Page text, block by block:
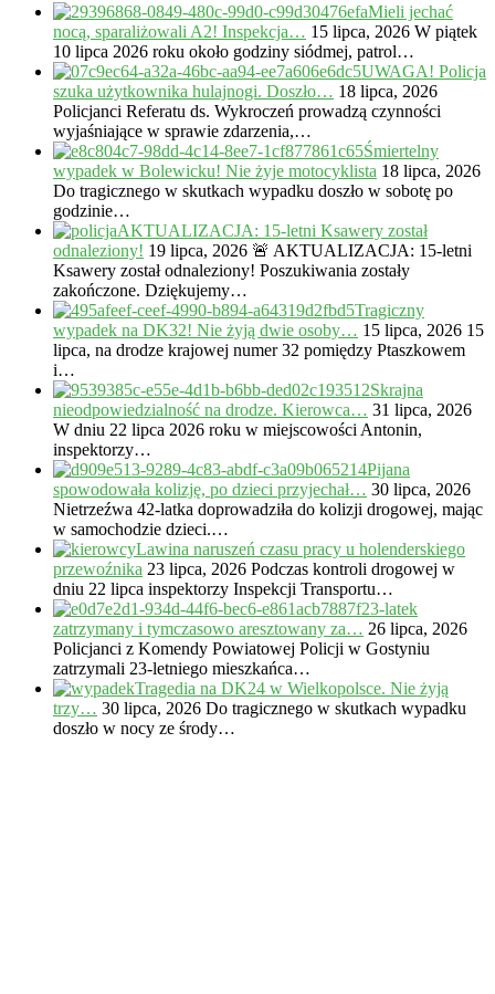
Mieli jechać
nocą, sparaliżowali A2! Inspekcja… 15 lipca, 2026 W piątek
10 lipca 2026 roku około godziny siódmej, patrol…
UWAGA! Policja
szuka użytkownika hulajnogi. Doszło… 18 lipca, 2026
Policjanci Referatu ds. Wykroczeń prowadzą czynności
wyjaśniające w sprawie zdarzenia,…
Śmiertelny
wypadek w Bolewicku! Nie żyje motocyklista 18 lipca, 2026
Do tragicznego w skutkach wypadku doszło w sobotę po
godzinie…
AKTUALIZACJA: 15-letni Ksawery został
odnaleziony! 19 lipca, 2026 🚨 AKTUALIZACJA: 15-letni
Ksawery został odnaleziony! Poszukiwania zostały
zakończone. Dziękujemy…
Tragiczny
wypadek na DK32! Nie żyją dwie osoby… 15 lipca, 2026 15
lipca, na drodze krajowej numer 32 pomiędzy Ptaszkowem
i…
Skrajna
nieodpowiedzialność na drodze. Kierowca… 31 lipca, 2026
W dniu 22 lipca 2026 roku w miejscowości Antonin,
inspektorzy…
Pijana
spowodowała kolizję, po dzieci przyjechał… 30 lipca, 2026
Nietrzeźwa 42-latka doprowadziła do kolizji drogowej, mając
w samochodzie dzieci.…
Lawina naruszeń czasu pracy u holenderskiego
przewoźnika 23 lipca, 2026 Podczas kontroli drogowej w
dniu 22 lipca inspektorzy Inspekcji Transportu…
23-latek
zatrzymany i tymczasowo aresztowany za… 26 lipca, 2026
Policjanci z Komendy Powiatowej Policji w Gostyniu
zatrzymali 23-letniego mieszkańca…
Tragedia na DK24 w Wielkopolsce. Nie żyją
trzy… 30 lipca, 2026 Do tragicznego w skutkach wypadku
doszło w nocy ze środy…